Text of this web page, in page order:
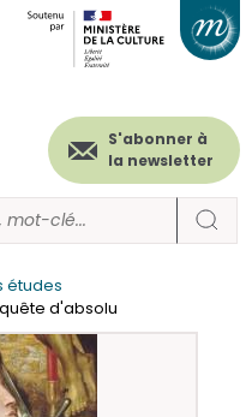
S'abonner à
la newsletter
études
d'absolu